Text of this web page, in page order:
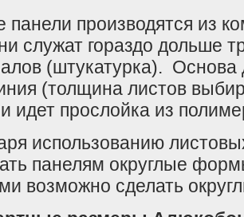
производятся из
служат гораздо дольше
(штукатурка).
(толщина листов
идет прослойка из
использованию
панелям округлые
возможно сделать